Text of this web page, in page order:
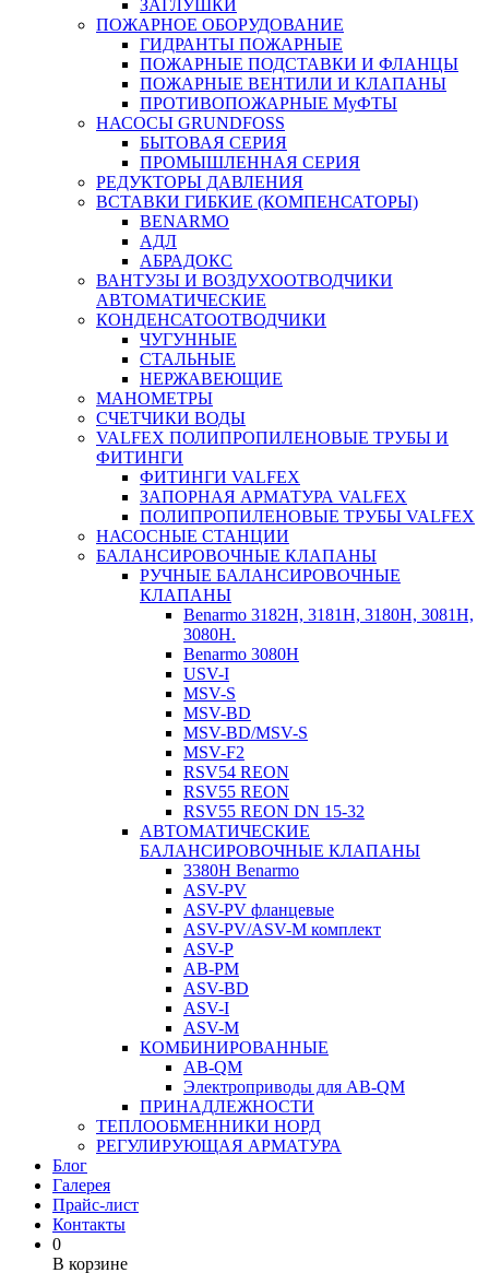
ЗАГЛУШКИ
ПОЖАРНОЕ ОБОРУДОВАНИЕ
ГИДРАНТЫ ПОЖАРНЫЕ
ПОЖАРНЫЕ ПОДСТАВКИ И ФЛАНЦЫ
ПОЖАРНЫЕ ВЕНТИЛИ И КЛАПАНЫ
ПРОТИВОПОЖАРНЫЕ МуФТЫ
НАСОСЫ GRUNDFOSS
БЫТОВАЯ СЕРИЯ
ПРОМЫШЛЕННАЯ СЕРИЯ
РЕДУКТОРЫ ДАВЛЕНИЯ
ВСТАВКИ ГИБКИЕ (КОМПЕНСАТОРЫ)
BENARMO
АДЛ
АБРАДОКС
ВАНТУЗЫ И ВОЗДУХООТВОДЧИКИ
АВТОМАТИЧЕСКИЕ
КОНДЕНСАТООТВОДЧИКИ
ЧУГУННЫЕ
СТАЛЬНЫЕ
НЕРЖАВЕЮЩИЕ
МАНОМЕТРЫ
СЧЕТЧИКИ ВОДЫ
VALFEX ПОЛИПРОПИЛЕНОВЫЕ ТРУБЫ И
ФИТИНГИ
ФИТИНГИ VALFEX
ЗАПОРНАЯ АРМАТУРА VALFEX
ПОЛИПРОПИЛЕНОВЫЕ ТРУБЫ VALFEX
НАСОСНЫЕ СТАНЦИИ
БАЛАНСИРОВОЧНЫЕ КЛАПАНЫ
РУЧНЫЕ БАЛАНСИРОВОЧНЫЕ
КЛАПАНЫ
Benarmo 3182H, 3181Н, 3180Н, 3081Н,
3080Н.
Benarmo 3080H
USV-I
MSV-S
MSV-BD
MSV-BD/MSV-S
MSV-F2
RSV54 REON
RSV55 REON
RSV55 REON DN 15-32
АВТОМАТИЧЕСКИЕ
БАЛАНСИРОВОЧНЫЕ КЛАПАНЫ
3380H Benarmo
ASV-PV
ASV-PV фланцевые
ASV-PV/ASV-M комплект
ASV-P
AB-PM
ASV-BD
ASV-I
ASV-M
КОМБИНИРОВАННЫЕ
AB-QM
Электроприводы для AB-QM
ПРИНАДЛЕЖНОСТИ
ТЕПЛООБМЕННИКИ НОРД
РЕГУЛИРУЮЩАЯ АРМАТУРА
Блог
Галерея
Прайс-лист
Контакты
0
В корзине